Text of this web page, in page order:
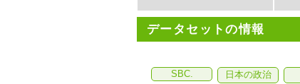
データセットの情報
SBC. 日本の政治